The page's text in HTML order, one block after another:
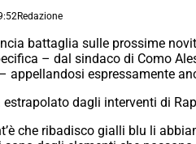
Redazione
battaglia sulle prossime
– dal sindaco di Como
appellandosi espressamente
estrapolato dagli interventi di
che ribadisco gialli blu li